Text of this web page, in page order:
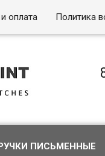
оплата Политика
ПИСЬМЕННЫЕ